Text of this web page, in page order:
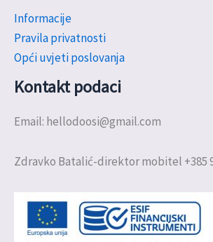
Informacije
Pravila privatnosti
Opći uvjeti poslovanja
Kontakt podaci
Email: hellodoosi@gmail.com
Zdravko Batalić-direktor mobitel +385